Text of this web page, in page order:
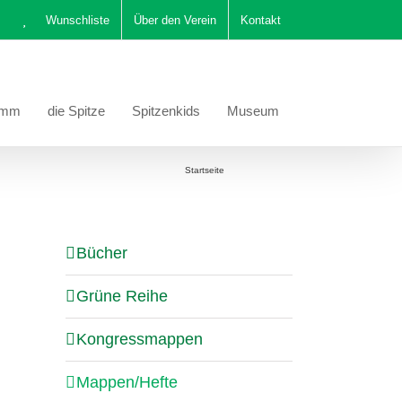
Wunschliste Über den Verein Kontakt
die Spitze Spitzenkids Museum
Startseite
Bücher
Grüne Reihe
Kongressmappen
Mappen/Hefte